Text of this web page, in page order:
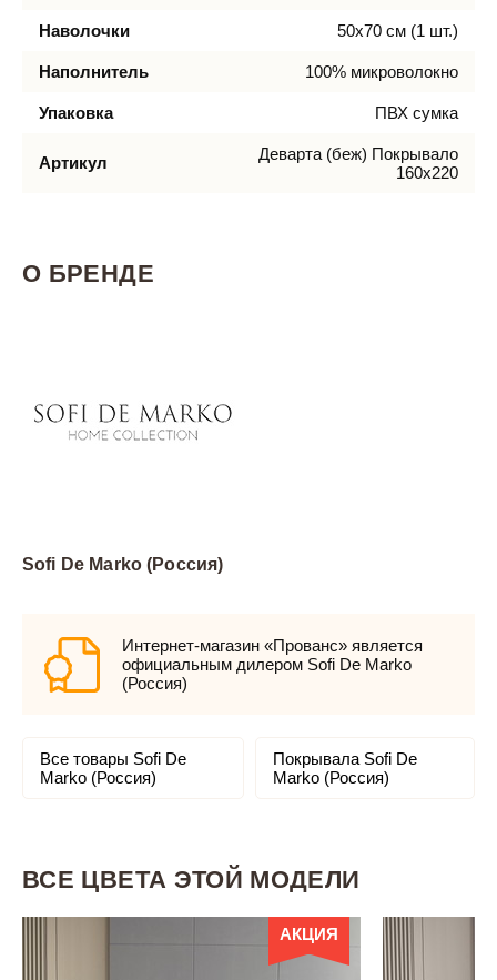
Наволочки 50х70 см (1 шт.)
Наполнитель 100% микроволокно
Упаковка ПВХ сумка
Артикул
Деварта (беж) Покрывало
160х220
О БРЕНДЕ
Sofi De Marko (Россия)
Интернет-магазин «Прованс» является
официальным дилером Sofi De Marko
(Россия)
Все товары Sofi De
Marko (Россия)
Покрывала Sofi De
Marko (Россия)
ВСЕ ЦВЕТА ЭТОЙ МОДЕЛИ
АКЦИЯ